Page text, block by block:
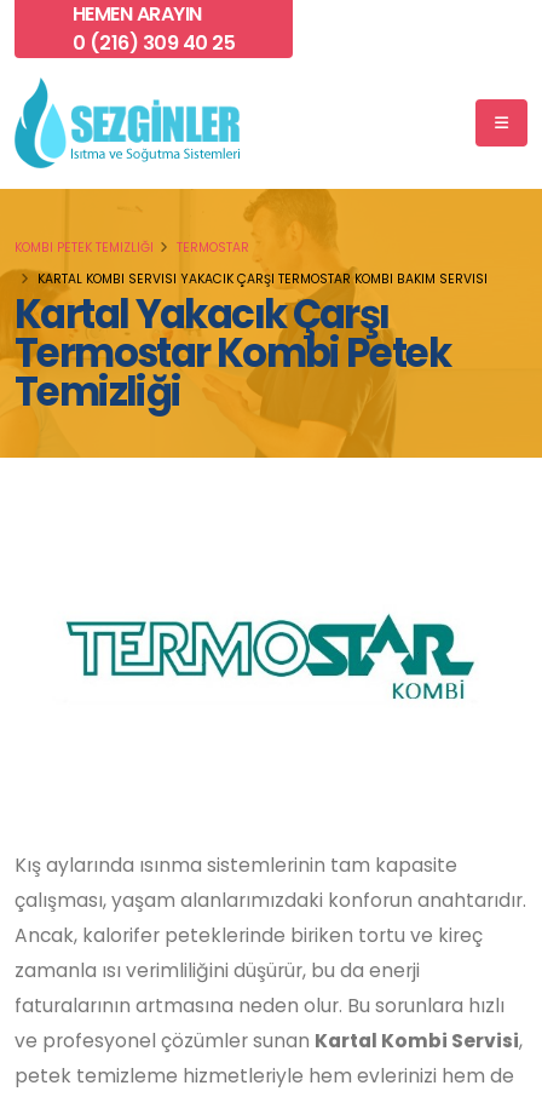
HEMEN ARAYIN
0 (216) 309 40 25
Kartal Yakacık Çarşı
Termostar Kombi Petek
Temizliği
KOMBI PETEK TEMIZLIĞI
TERMOSTAR
KARTAL KOMBI SERVISI YAKACIK ÇARŞI TERMOSTAR KOMBI BAKIM SERVISI
Kış aylarında ısınma sistemlerinin tam kapasite
çalışması, yaşam alanlarımızdaki konforun anahtarıdır.
Ancak, kalorifer peteklerinde biriken tortu ve kireç
zamanla ısı verimliliğini düşürür, bu da enerji
faturalarının artmasına neden olur. Bu sorunlara hızlı
ve profesyonel çözümler sunan Kartal Kombi Servisi,
petek temizleme hizmetleriyle hem evlerinizi hem de